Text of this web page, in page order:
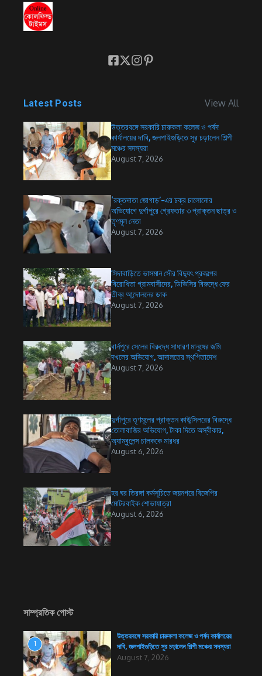
Latest Posts View All
উত্তরবঙ্গে সরকারি চারুকলা কলেজ ও পর্ষদ
কার্যালয়ের দাবি, জলপাইগুড়িতে সুর চড়ালেন শিল্পী
মঞ্চের সদস্যরা
August 7, 2026
‘রক্তদাতা জোগাড়’-এর চক্র চালোনোর
অভিযোগে দুর্গাপুরে গ্রেফতার ৩ প্রাক্তন ছাত্র ও
তৃণমূল নেতা
August 7, 2026
সিদাবাড়িতে ভাসমান সৌর বিদ্যুৎ প্রকল্পের
বিরোধিতা গ্রামবাসীদের, ডিভিসির বিরুদ্ধে ফের
তীব্র আন্দোলনের ডাক
August 7, 2026
বার্নপুরে সেলের বিরুদ্ধে সাধারণ মানুষের জমি
দখলের অভিযোগ, আদালতের স্থগিতাদেশ
August 7, 2026
দুর্গাপুরে তৃণমূলের প্রাক্তন কাউন্সিলরের বিরুদ্ধে
তোলাবাজির অভিযোগ, টাকা দিতে অস্বীকার,
অ্যাম্বুলেন্স চালককে মারধর
August 6, 2026
হর ঘর তিরঙ্গা কর্মসূচিতে জয়নগরে বিজেপির
মোটরবাইক শোভাযাত্রা
August 6, 2026
সাম্প্রতিক পোস্ট
1
উত্তরবঙ্গে সরকারি চারুকলা কলেজ ও পর্ষদ কার্যালয়ের
দাবি, জলপাইগুড়িতে সুর চড়ালেন শিল্পী মঞ্চের সদস্যরা
August 7, 2026